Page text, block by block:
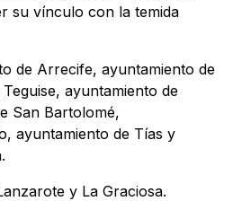
su vínculo con la temida
de Arrecife, ayuntamiento de
ayuntamiento de
San Bartolomé,
ayuntamiento de Tías y
y La Graciosa.